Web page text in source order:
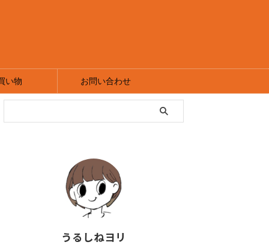
い物 お問い合わせ
うるしねヨリ